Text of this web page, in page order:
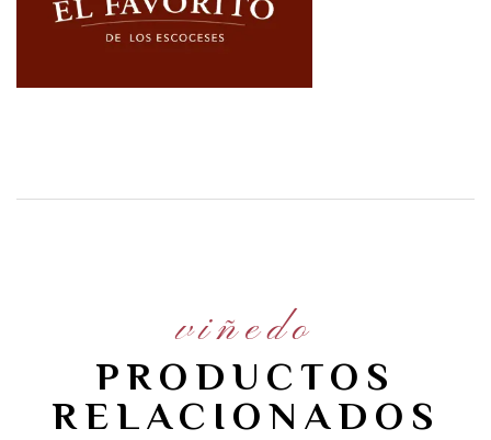
viñedo
PRODUCTOS
RELACIONADOS